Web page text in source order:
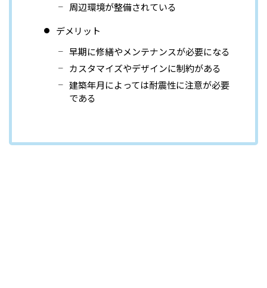
周辺環境が整備されている
デメリット
早期に修繕やメンテナンスが必要になる
カスタマイズやデザインに制約がある
建築年月によっては耐震性に注意が必要
である